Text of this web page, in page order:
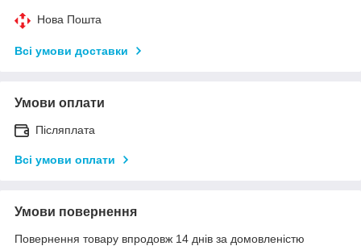
Нова Пошта
Всі умови доставки
Умови оплати
Післяплата
Всі умови оплати
Умови повернення
Повернення товару впродовж 14 днів за домовленістю